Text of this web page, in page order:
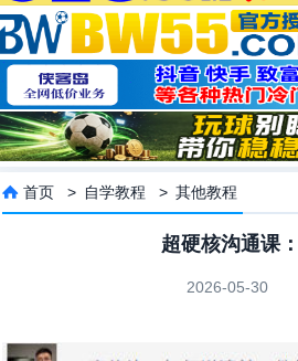
 首页 > 自学教程 >其他教程
超硬核沟通课
2026-05-30